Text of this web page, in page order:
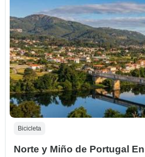
Bicicleta
Norte y Miño de Portugal